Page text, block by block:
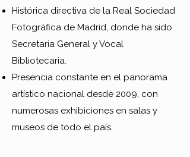
Histórica directiva de la Real Sociedad
Fotográfica de Madrid, donde ha sido
Secretaria General y Vocal
Bibliotecaria.
Presencia constante en el panorama
artístico nacional desde 2009, con
numerosas exhibiciones en salas y
museos de todo el país.